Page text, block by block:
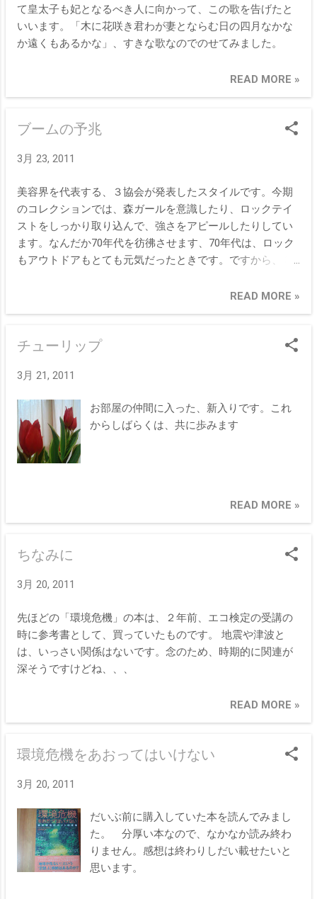
て皇太子も妃となるべき人に向かって、この歌を告げたと
いいます。「木に花咲き君わが妻とならむ日の四月なかな
か遠くもあるかな」、すきな歌なのでのせてみました。
READ MORE »
ブームの予兆
3月 23, 2011
美容界を代表する、３協会が発表したスタイルです。今期
のコレクションでは、森ガールを意識したり、ロックテイ
ストをしっかり取り込んで、強さをアピールしたりしてい
ます。なんだか70年代を彷彿させます、70年代は、ロック
もアウトドアもとても元気だったときです。ですから、３
す。流行依存型のコレクションとは違い、今回はとても好
READ MORE »
チューリップ
3月 21, 2011
お部屋の仲間に入った、新入りです。これ
からしばらくは、共に歩みます
READ MORE »
ちなみに
3月 20, 2011
先ほどの「環境危機」の本は、２年前、エコ検定の受講の
時に参考書として、買っていたものです。 地震や津波と
は、いっさい関係はないです。念のため、時期的に関連が
深そうですけどね、、、
READ MORE »
環境危機をあおってはいけない
3月 20, 2011
だいぶ前に購入していた本を読んでみまし
た。 分厚い本なので、なかなか読み終わ
りません。感想は終わりしだい載せたいと
思います。